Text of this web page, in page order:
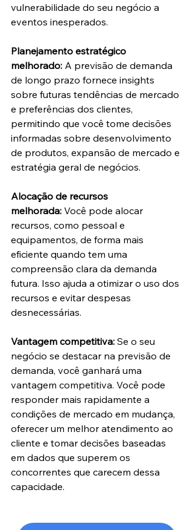
vulnerabilidade do seu negócio a
eventos inesperados.
Planejamento estratégico
melhorado: A previsão de demanda
de longo prazo fornece insights
sobre futuras tendências de mercado
e preferências dos clientes,
permitindo que você tome decisões
informadas sobre desenvolvimento
de produtos, expansão de mercado e
estratégia geral de negócios.
Alocação de recursos
melhorada: Você pode alocar
recursos, como pessoal e
equipamentos, de forma mais
eficiente quando tem uma
compreensão clara da demanda
futura. Isso ajuda a otimizar o uso dos
recursos e evitar despesas
desnecessárias.
Vantagem competitiva: Se o seu
negócio se destacar na previsão de
demanda, você ganhará uma
vantagem competitiva. Você pode
responder mais rapidamente a
condições de mercado em mudança,
oferecer um melhor atendimento ao
cliente e tomar decisões baseadas
em dados que superem os
concorrentes que carecem dessa
capacidade.